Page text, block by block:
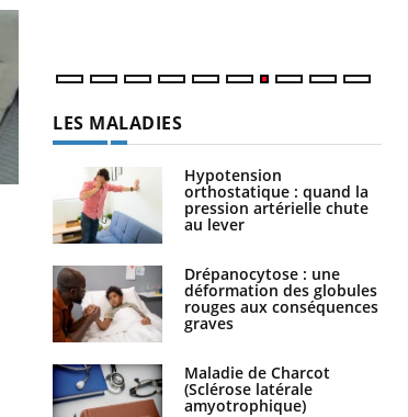
Syndrome métabolique : quels sont
les meilleurs exercices physiques ?
LES MALADIES
Hypotension
orthostatique : quand la
pression artérielle chute
au lever
Drépanocytose : une
déformation des globules
rouges aux conséquences
graves
Maladie de Charcot
(Sclérose latérale
amyotrophique)